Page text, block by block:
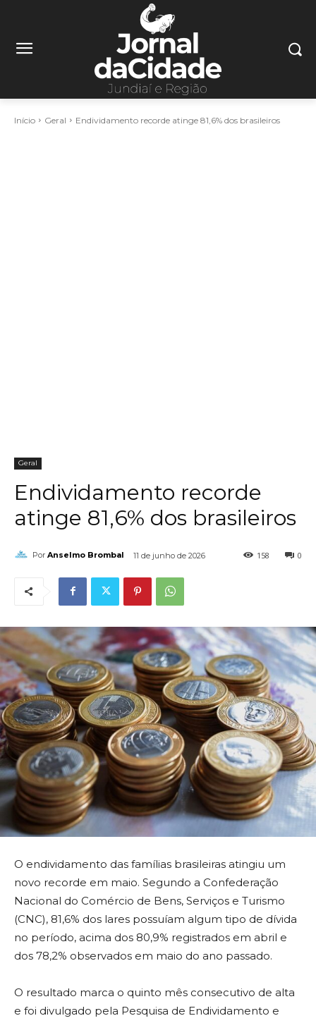
Início Geral Endividamento recorde atinge 81,6% dos brasileiros
Geral
Endividamento recorde
atinge 81,6% dos brasileiros
Por Anselmo Brombal 11 de junho de 2026 0
158
O endividamento das famílias brasileiras atingiu um
novo recorde em maio. Segundo a Confederação
Nacional do Comércio de Bens, Serviços e Turismo
(CNC), 81,6% dos lares possuíam algum tipo de dívida
no período, acima dos 80,9% registrados em abril e
dos 78,2% observados em maio do ano passado.
O resultado marca o quinto mês consecutivo de alta
e foi divulgado pela Pesquisa de Endividamento e